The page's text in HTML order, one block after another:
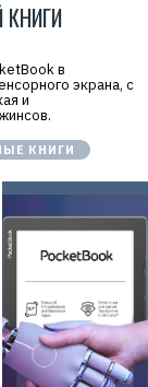
в
экрана, с
и
КНИГИ
м
а
r
i
d
=
V
f
n
x
W
c
к
л
а
м